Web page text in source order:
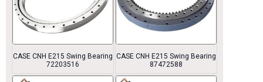
CASE CNH E215 Swing Bearing
72203516
CASE CNH E215 Swing Bearing
87472588